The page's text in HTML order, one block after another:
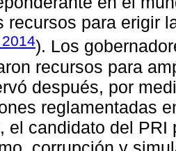
recursos para erigir
). Los
recursos para
después, por
reglamentadas
el candidato del